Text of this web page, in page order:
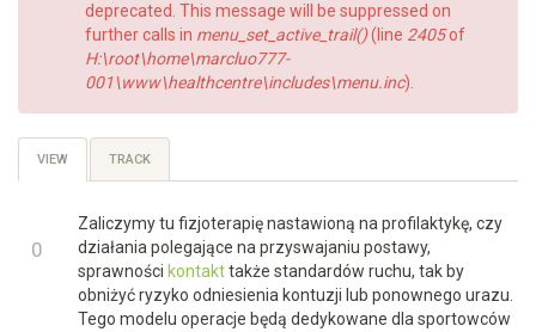
deprecated. This message will be suppressed on
further calls in menu_set_active_trail()(line 2405of
H:\root\home\marcluo777-
001\www\healthcentre\includes\menu.inc).
Primary
VIEW (ACTIVE
TAB)
TRACK
+1
0
-1
Zaliczymy tu fizjoterapię nastawioną na profilaktykę, czy
działania polegające na przyswajaniu postawy,
sprawności kontakttakże standardów ruchu, tak by
obniżyć ryzyko odniesienia kontuzji lub ponownego urazu.
Tego modelu operacje będą dedykowane dla sportowców